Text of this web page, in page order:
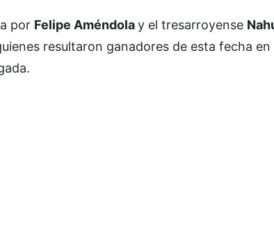
por Felipe Améndolay el tresarroyense
resultaron ganadores de esta fecha en